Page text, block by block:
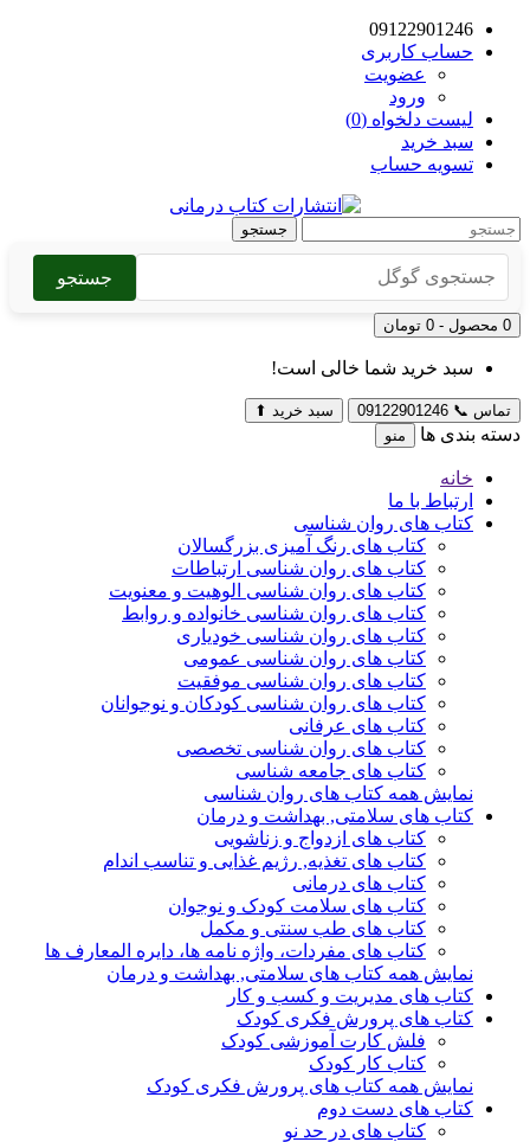
09122901246
حساب کاربری
عضویت
ورود
لیست دلخواه (0)
سبد خرید
تسویه حساب
جستجو
جستجو
0 محصول - 0 تومان
سبد خرید شما خالی است!
تماس 📞
09122901246 سبد خرید ⬆
دسته بندی ها منو
خانه
ارتباط با ما
کتاب های روان شناسی
کتاب های رنگ آمیزی بزرگسالان
کتاب های روان شناسی ارتباطات
کتاب های روان شناسی الوهیت و معنویت
کتاب های روان شناسی خانواده و روابط
کتاب های روان شناسی خودیاری
کتاب های روان شناسی عمومی
کتاب های روان شناسی موفقیت
کتاب های روان شناسی کودکان و نوجوانان
کتاب های عرفانی
کتاب های روان شناسی تخصصی
کتاب های جامعه شناسی
نمایش همه کتاب های روان شناسی
کتاب های سلامتی, بهداشت و درمان
کتاب های ازدواج و زناشویی
کتاب های تغذیه, رژیم غذایی و تناسب اندام
کتاب های درمانی
کتاب های سلامت کودک و نوجوان
کتاب های طب سنتی و مکمل
کتاب های مفردات، واژه نامه ها، دایره المعارف ها
نمایش همه کتاب های سلامتی, بهداشت و درمان
کتاب های مدیریت و کسب و کار
کتاب های پرورش فکری کودک
فلش کارت آموزشی کودک
کتاب کار کودک
نمایش همه کتاب های پرورش فکری کودک
کتاب های دست دوم
کتاب های در حد نو